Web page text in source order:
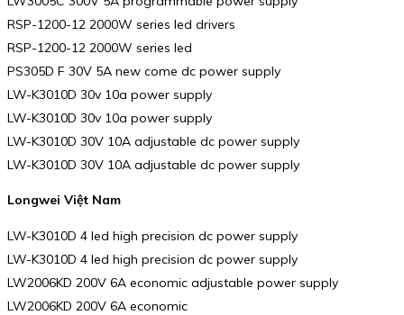
RSP-1200-12 2000W series led drivers
RSP-1200-12 2000W series led
PS305D F 30V 5A new come dc power supply
LW-K3010D 30v 10a power supply
LW-K3010D 30v 10a power supply
LW-K3010D 30V 10A adjustable dc power supply
LW-K3010D 30V 10A adjustable dc power supply
Longwei Việt Nam
LW-K3010D 4 led high precision dc power supply
LW-K3010D 4 led high precision dc power supply
LW2006KD 200V 6A economic adjustable power supply
LW2006KD 200V 6A economic